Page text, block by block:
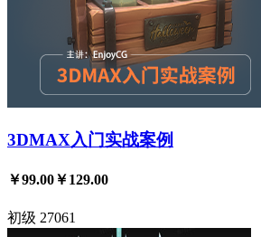
3DMAX入门实战案例
￥99.00￥129.00
初级 27061